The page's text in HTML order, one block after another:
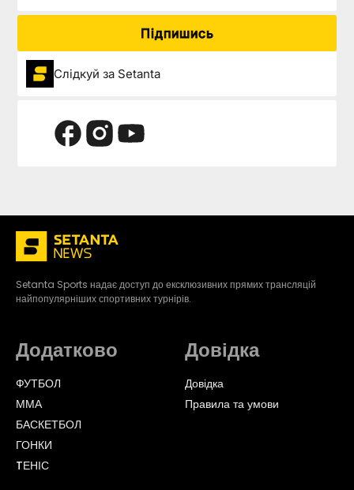
Підпишись
Слідкуй за Setanta
Setanta Sports надає доступ до ексклюзивних прямих трансляцій
найпопулярніших спортивних турнірів.
Додатково
ФУТБОЛ
ММА
БАСКЕТБОЛ
ГОНКИ
TЕНІС
Довідка
Довідка
Правила та умови